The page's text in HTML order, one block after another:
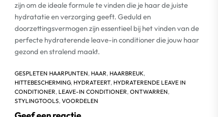
zijn om de ideale formule te vinden die je haar de juiste
hydratatie en verzorging geeft. Geduld en
doorzettingsvermogen zijn essentieel bij het vinden van de
perfecte hydraterende leave-in conditioner die jouw haar
gezond en stralend maakt.
GESPLETEN HAARPUNTEN, HAAR, HAARBREUK,
HITTEBESCHERMING, HYDRATEERT, HYDRATERENDE LEAVE IN
CONDITIONER, LEAVE-IN CONDITIONER, ONTWARREN,
STYLINGTOOLS, VOORDELEN